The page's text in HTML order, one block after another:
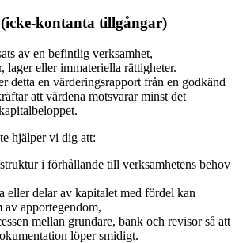
kontanta tillgångar)
av en befintlig verksamhet,
lager eller immateriella rättigheter.
detta en värderingsrapport från en godkänd
att värdena motsvarar minst det
hjälper vi dig att:
i förhållande till verksamhetens behov
eller delar av kapitalet med fördel kan
apportegendom,
mellan grundare, bank och revisor så att
löper smidigt.